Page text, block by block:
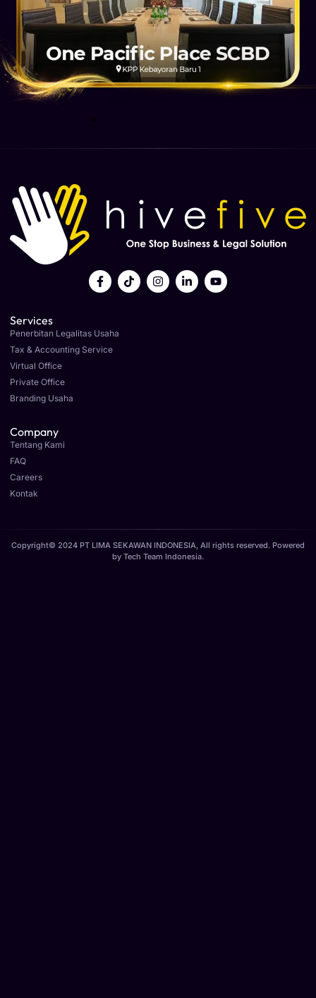
Services
Penerbitan Legalitas Usaha
Tax & Accounting Service
Virtual Office
Private Office
Branding Usaha
Company
Tentang Kami
FAQ
Careers
Kontak
Copyright© 2024 PT LIMA SEKAWAN INDONESIA, All rights reserved. Powered
by Tech Team Indonesia.